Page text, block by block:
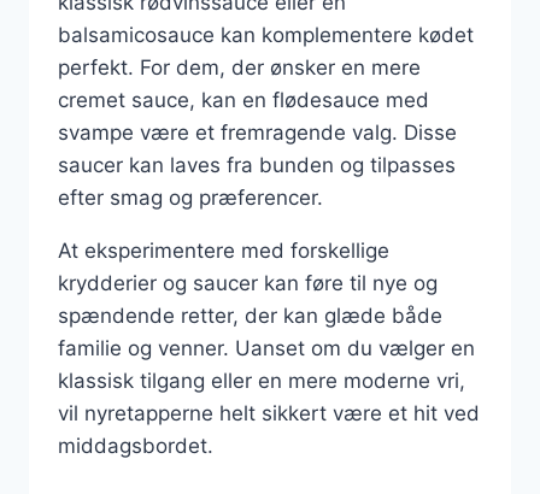
balsamicosauce kan komplementere kødet
perfekt. For dem, der ønsker en mere
cremet sauce, kan en flødesauce med
svampe være et fremragende valg. Disse
saucer kan laves fra bunden og tilpasses
efter smag og præferencer.
At eksperimentere med forskellige
krydderier og saucer kan føre til nye og
spændende retter, der kan glæde både
familie og venner. Uanset om du vælger en
klassisk tilgang eller en mere moderne vri,
vil nyretapperne helt sikkert være et hit ved
middagsbordet.